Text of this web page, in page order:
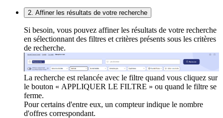
2. Affiner les résultats de votre recherche
Si besoin, vous pouvez affiner les résultats de votre recherche
en sélectionnant des filtres et critères présents sous les critères
de recherche.
La recherche est relancée avec le filtre quand vous cliquez sur
le bouton « APPLIQUER LE FILTRE » ou quand le filtre se
ferme.
Pour certains d'entre eux, un compteur indique le nombre
d'offres correspondant.